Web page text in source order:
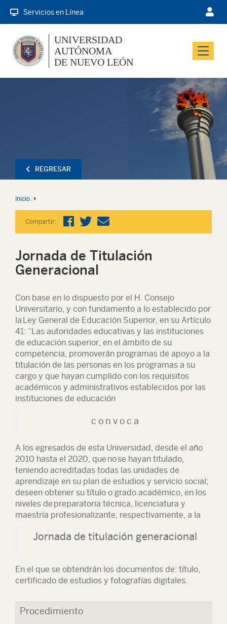
Servicios en Línea
Menu
UNIVERSIDAD
AUTÓNOMA
DE NUEVO LEÓN
REGRESAR
Inicio
Compartir:
Jornada de Titulación
Generacional
Con base en lo dispuesto por el H. Consejo
Universitario, y con fundamento a lo establecido por
la Ley General de Educación Superior, en su Artículo
41: “Las autoridades educativas y las instituciones
de educación superior, en el ámbito de su
competencia, promoverán programas de apoyo a la
titulación de las personas en los programas a su
cargo y que hayan cumplido con los requisitos
académicos y administrativos establecidos por las
instituciones de educación
c o n v o c a
A los egresados de esta Universidad, desde el año
2010 hasta el 2020, que nose hayan titulado,
teniendo acreditadas todas las unidades de
aprendizaje en su plan de estudios y servicio social;
deseen obtener su título o grado académico, en los
niveles de preparatoria técnica, licenciatura y
maestría profesionalizante, respectivamente, a la
Jornada de titulación generacional
En el que se obtendrán los documentos de: título,
certificado de estudios y fotografías digitales.
Procedimiento